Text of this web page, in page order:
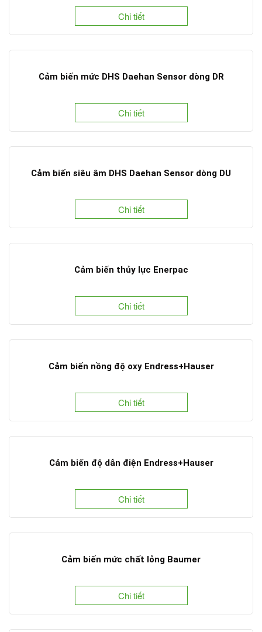
Chi tiết
Cảm biến mức DHS Daehan Sensor dòng DR
Chi tiết
Cảm biến siêu âm DHS Daehan Sensor dòng DU
Chi tiết
Cảm biến thủy lực Enerpac
Chi tiết
Cảm biến nồng độ oxy Endress+Hauser
Chi tiết
Cảm biến độ dẫn điện Endress+Hauser
Chi tiết
Cảm biến mức chất lỏng Baumer
Chi tiết